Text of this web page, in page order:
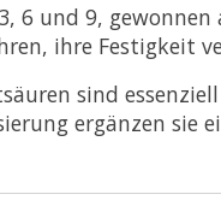
6 und 9,
ihre Festigkeit
sind
ergänzen